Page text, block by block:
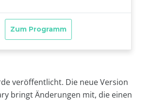
veröffentlicht. Die neue Version
bringt Änderungen mit, die einen